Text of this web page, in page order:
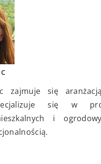
zajmuje się
się w
i